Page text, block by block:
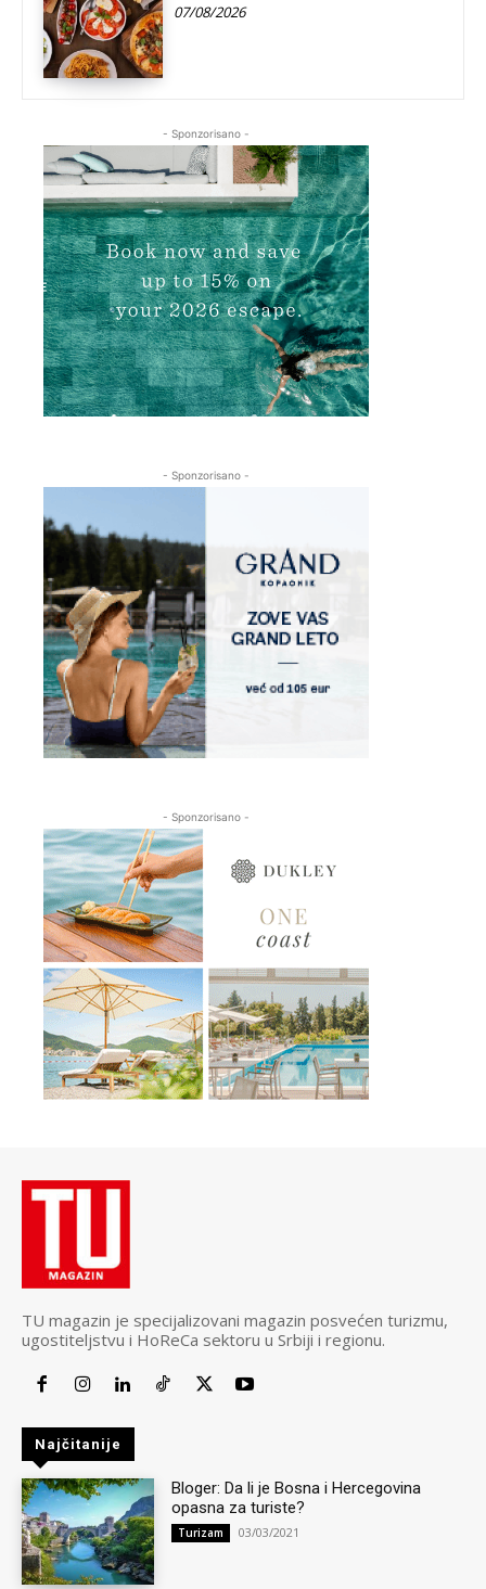
07/08/2026
- Sponzorisano -
- Sponzorisano -
- Sponzorisano -
TU magazin je specijalizovani magazin posvećen turizmu,
ugostiteljstvu i HoReCa sektoru u Srbiji i regionu.
Najčitanije
Bloger: Da li je Bosna i Hercegovina
opasna za turiste?
Turizam 03/03/2021